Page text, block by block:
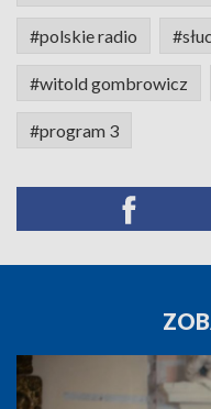
#polskie radio
#witold gombrowicz
#program 3